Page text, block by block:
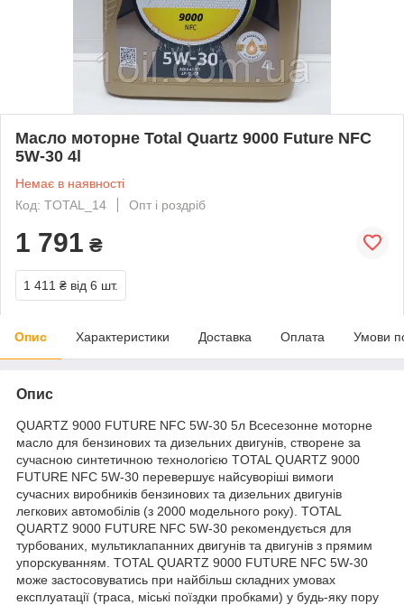
Масло моторне Total Quartz 9000 Future NFC
5W-30 4l
Немає в наявності
Код: TOTAL_14
Опт і роздріб
1 791 ₴
1 411 ₴ від 6 шт.
Опис Характеристики Доставка Оплата Умови
Опис
QUARTZ 9000 FUTURE NFC 5W-30 5л Всесезонне моторне
масло для бензинових та дизельних двигунів, створене за
сучасною синтетичною технологією TOTAL QUARTZ 9000
FUTURE NFC 5W-30 перевершує найсуворіші вимоги
сучасних виробників бензинових та дизельних двигунів
легкових автомобілів (з 2000 модельного року). TOTAL
QUARTZ 9000 FUTURE NFC 5W-30 рекомендується для
турбованих, мультиклапанних двигунів та двигунів з прямим
упорскуванням. TOTAL QUARTZ 9000 FUTURE NFC 5W-30
може застосовуватись при найбільш складних умовах
експлуатації (траса, міські поїздки пробками) у будь-яку пору